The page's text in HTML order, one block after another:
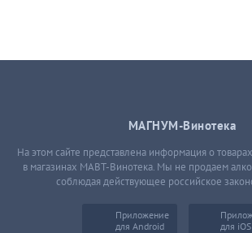
МАГНУМ-Винотека
На этом сайте представлена информация о
в магазинах МАВТ-Винотека. Мы не продаем
соблюдая действующее российское
Приложение
для Android
для iOS